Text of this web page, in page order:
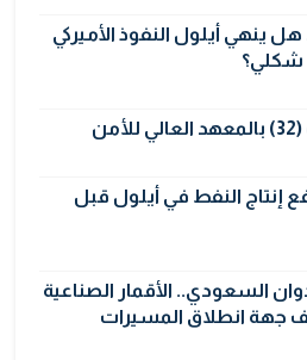
هل ينهي أيلول النفوذ الأميركي
شكلي؟
إنتاج النفط في أيلول قبل
السعودي.. الأقمار الصناعية
جهة انطلاق المسيرات